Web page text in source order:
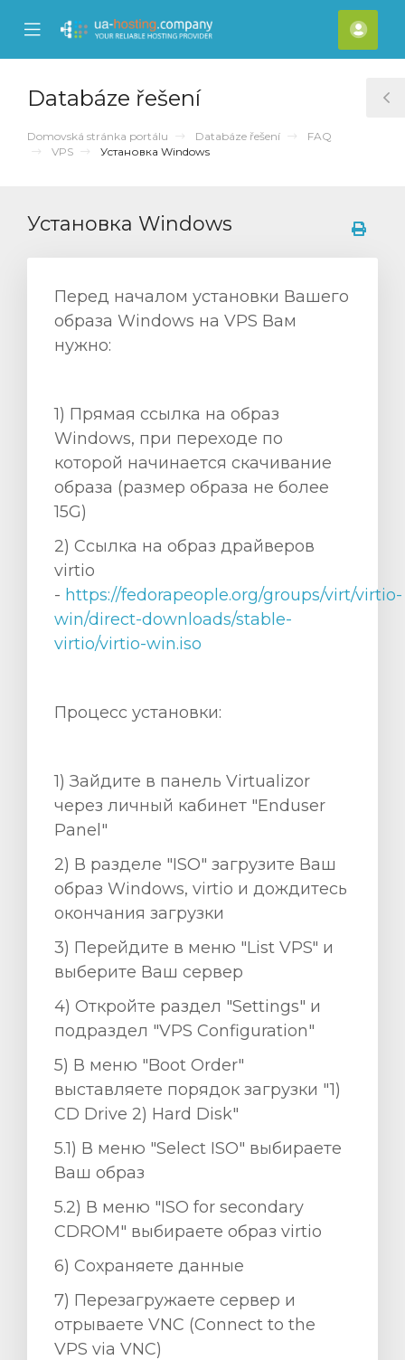
Mobile
Menu
Účet
Databáze řešení
Domovská stránka portálu Databáze řešení
FAQ
VPS
Установка Windows
Установка Windows
Перед началом установки Вашего
образа Windows на VPS Вам
нужно:
1) Прямая ссылка на образ
Windows, при переходе по
которой начинается скачивание
образа (размер образа не более
15G)
2) Ccылка на образ драйверов
virtio
- https://fedorapeople.org/groups/virt/virtio-
win/direct-downloads/stable-
virtio/virtio-win.iso
Процесс установки:
1) Зайдите в панель Virtualizor
через личный кабинет "Enduser
Panel"
2) В разделе "ISO" загрузите Ваш
образ Windows, virtio и дождитесь
окончания загрузки
3) Перейдите в меню "List VPS" и
выберите Ваш сервер
4) Откройте раздел "Settings" и
подраздел "VPS Configuration"
5) В меню "Boot Order"
выставляете порядок загрузки "1)
CD Drive 2) Hard Disk"
5.1) В меню "Select ISO" выбираете
Ваш образ
5.2) В меню "ISO for secondary
CDROM" выбираете образ virtio
6) Сохраняете данные
7) Перезагружаете сервер и
отрываете VNC (Connect to the
VPS via VNC)